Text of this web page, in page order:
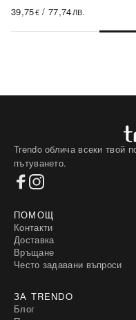
39,75€/ 77,74ЛВ.
Trendo облича всеки твой
пътуването.
ПОМОЩ
Контакти
Доставка
Връщане
Често задавани въпроси
ЗА TRENDO
Блог